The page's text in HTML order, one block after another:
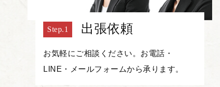
出張依頼
お気軽にご相談ください。お電話・
LINE・メールフォームから承ります。